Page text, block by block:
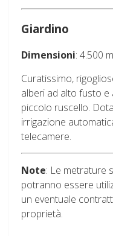
Giardino
Dimensioni: 4.500
Curatissimo,
alberi ad alto fusto e
piccolo ruscello.
irrigazione
telecamere.
Note: Le metrature
potranno essere
un eventuale
proprietà.